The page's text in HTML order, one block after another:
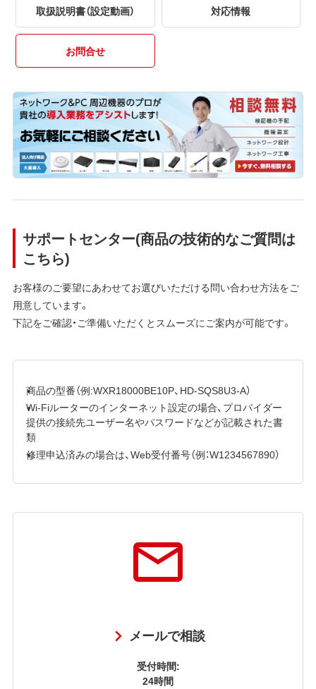
取扱説明書（設定動画） 対応情報
お問合せ
サポートセンター(商品の技術的なご質問は
こちら)
お客様のご要望にあわせてお選びいただける問い合わせ方法をご
用意しています。
下記をご確認・ご準備いただくとスムーズにご案内が可能です。
商品の型番（例:WXR18000BE10P、HD-SQS8U3-A）
Wi-Fiルーターのインターネット設定の場合、プロバイダー
提供の接続先ユーザー名やパスワードなどが記載された書
類
修理申込済みの場合は、Web受付番号（例：W1234567890）
メールで相談
受付時間:
24時間